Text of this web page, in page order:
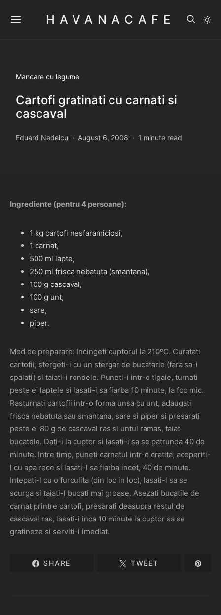
HAVANACAFE
Mancare cu legume
Cartofi gratinati cu carnati si
cascaval
Eduard Nedelcu August 6, 2008 1 minute read
Ingrediente (pentru 4 persoane):
1 kg cartofi nesfaramiciosi,
1 carnat,
500 ml lapte,
250 ml frisca nebatuta (smantana),
100 g cascaval,
100 g unt,
sare,
piper.
Mod de preparare: Incingeti cuptorul la 210ºC. Curatati
cartofii, stergeti-i cu un stergar de bucatarie (fara sa-i
spalati) si taiati-i rondele. Puneti-i intr-o tigaie, turnati
peste ei laptele si lasati-i sa fiarba 10 minute, la foc mic.
Rasturnati cartofii intr-o forma unsa cu unt, adaugati
frisca nebatuta sau smantana, sare si piper si presarati
peste ei 80 g de cascaval ras si untul ramas, taiat
bucatele. Dati-i la cuptor si lasati-i sa se patrunda 40 de
minute. Intre timp, puneti carnatul intr-o cratita, acoperiti-
l cu apa rece si lasati-l sa fiarba incet, 40 de minute.
Intepati-l cu o furculita (din loc in loc), lasati-l sa se
scurga si taiati-l bucati mai groase. Asezati bucatile de
carnat printre cartofi, presarati deasupra restul de
cascaval ras, lasati-i inca 10 minute la cuptor sa se
gratineze si serviti-i imediat.
SHARE TWEET